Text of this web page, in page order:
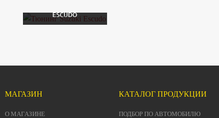
ESCUDO
МАГАЗИН
О МАГАЗИНЕ
КАТАЛОГ ПРОДУКЦИИ
ПОДБОР ПО АВТОМОБИЛЮ